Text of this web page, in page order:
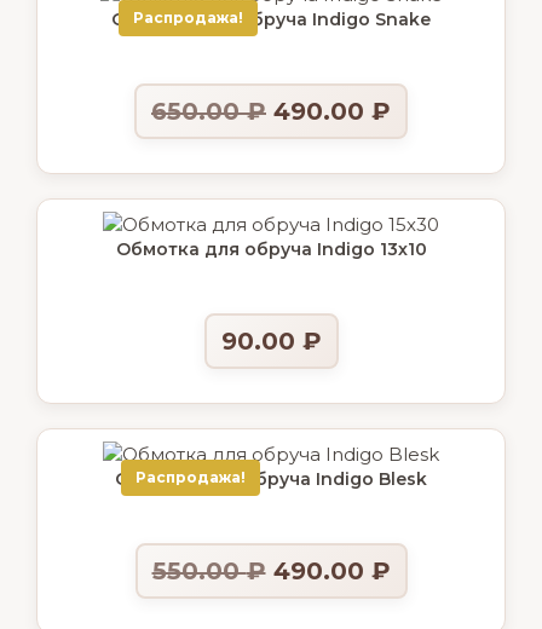
Распродажа!
Обмотка для обруча Indigo Snake
650.00₽ 490.00 ₽
Обмотка для обруча Indigo 13х10
90.00 ₽
Распродажа!
Обмотка для обруча Indigo Blesk
550.00₽ 490.00 ₽